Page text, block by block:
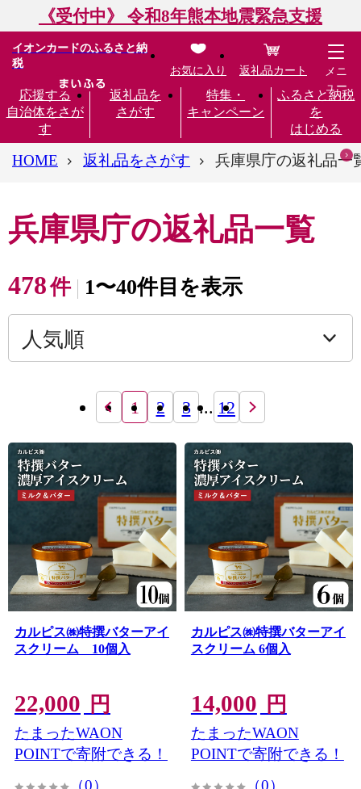
《受付中》 令和8年熊本地震緊急支援
イオンカードのふるさと納
税
応援する
自治体をさが
す
返礼品を
さがす
特集・
キャンペーン
ふるさと納税
を
はじめる
お気に入り 返礼品カート
メニ
ュー
HOME 返礼品をさがす 兵庫県庁の返礼品一
兵庫県庁の返礼品一覧
478件 1〜40件目を表示
1 2 3 ... 12
カルピス㈱特撰バターアイ
スクリーム 10個入
22,000 円
たまったWAON
POINTで寄附できる！
（0）
カルピス㈱特撰バターアイ
スクリーム 6個入
14,000 円
たまったWAON
POINTで寄附できる！
（0）